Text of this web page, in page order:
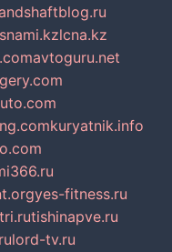
lcna.kz
avtoguru.net
kuryatnik.info
yes-fitness.ru
tishinapve.ru
lord-tv.ru